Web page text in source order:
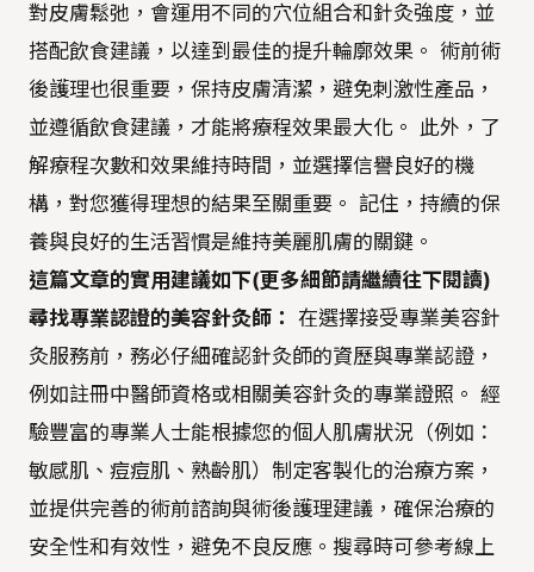
對皮膚鬆弛，會運用不同的穴位組合和針灸強度，並
搭配飲食建議，以達到最佳的提升輪廓效果。 術前術
後護理也很重要，保持皮膚清潔，避免刺激性產品，
並遵循飲食建議，才能將療程效果最大化。 此外，了
解療程次數和效果維持時間，並選擇信譽良好的機
構，對您獲得理想的結果至關重要。 記住，持續的保
養與良好的生活習慣是維持美麗肌膚的關鍵。
這篇文章的實用建議如下(更多細節請繼續往下閱讀)
尋找專業認證的美容針灸師： 在選擇接受專業美容針
灸服務前，務必仔細確認針灸師的資歷與專業認證，
例如註冊中醫師資格或相關美容針灸的專業證照。 經
驗豐富的專業人士能根據您的個人肌膚狀況（例如：
敏感肌、痘痘肌、熟齡肌）制定客製化的治療方案，
並提供完善的術前諮詢與術後護理建議，確保治療的
安全性和有效性，避免不良反應。搜尋時可參考線上